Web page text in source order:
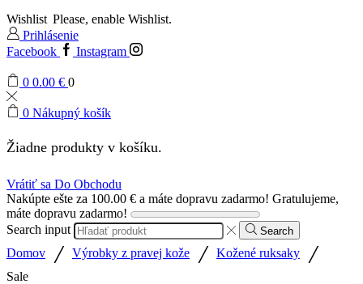
Wishlist Please, enable Wishlist.
Prihlásenie
Facebook
Instagram
0 0.00 € 0
0 Nákupný košík
Žiadne produkty v košíku.
Vrátiť sa Do Obchodu
Nakúpte ešte za 100.00 € a máte dopravu zadarmo! Gratulujeme,
máte dopravu zadarmo!
Search input
Search
Domov / Výrobky z pravej kože / Kožené ruksaky /
Sale